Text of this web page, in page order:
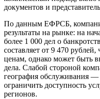
документов и
По данным ЕФРСБ,
результаты на рынке: на
более 1 000 дел о
составляет от 9 470
ценам, однако может быть
дела. Слабой стороной
география обслуживания
ограничить доступность
регионов.